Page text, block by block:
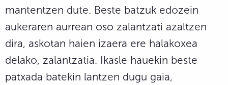
mantentzen dute. Beste batzuk edozein
aukeraren aurrean oso zalantzati azaltzen
dira, askotan haien izaera ere halakoxea
delako, zalantzatia. Ikasle hauekin beste
patxada batekin lantzen dugu gaia,